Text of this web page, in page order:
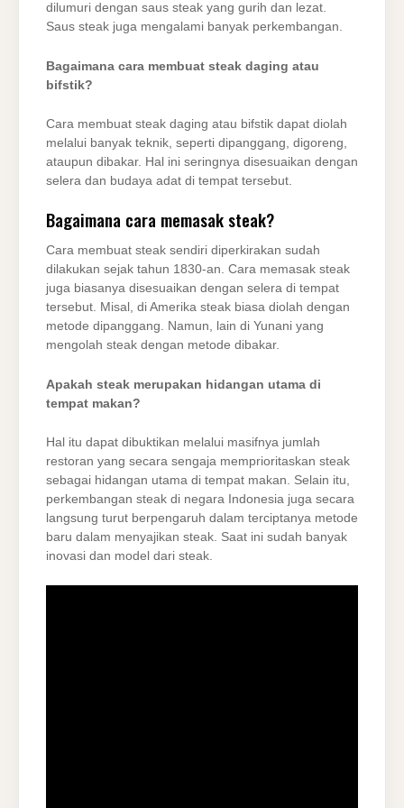
dilumuri dengan saus steak yang gurih dan lezat.
Saus steak juga mengalami banyak perkembangan.
Bagaimana cara membuat steak daging atau
bifstik?
Cara membuat steak daging atau bifstik dapat diolah
melalui banyak teknik, seperti dipanggang, digoreng,
ataupun dibakar. Hal ini seringnya disesuaikan dengan
selera dan budaya adat di tempat tersebut.
Bagaimana cara memasak steak?
Cara membuat steak sendiri diperkirakan sudah
dilakukan sejak tahun 1830-an. Cara memasak steak
juga biasanya disesuaikan dengan selera di tempat
tersebut. Misal, di Amerika steak biasa diolah dengan
metode dipanggang. Namun, lain di Yunani yang
mengolah steak dengan metode dibakar.
Apakah steak merupakan hidangan utama di
tempat makan?
Hal itu dapat dibuktikan melalui masifnya jumlah
restoran yang secara sengaja memprioritaskan steak
sebagai hidangan utama di tempat makan. Selain itu,
perkembangan steak di negara Indonesia juga secara
langsung turut berpengaruh dalam terciptanya metode
baru dalam menyajikan steak. Saat ini sudah banyak
inovasi dan model dari steak.